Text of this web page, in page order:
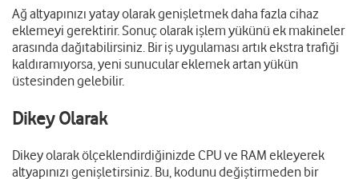
Ağ altyapınızı yatay olarak genişletmek daha fazla cihaz
eklemeyi gerektirir. Sonuç olarak işlem yükünü ek makineler
arasında dağıtabilirsiniz. Bir iş uygulaması artık ekstra trafiği
kaldıramıyorsa, yeni sunucular eklemek artan yükün
üstesinden gelebilir.
Dikey Olarak
Dikey olarak ölçeklendirdiğinizde CPU ve RAM ekleyerek
altyapınızı genişletirsiniz. Bu, kodunu değiştirmeden bir